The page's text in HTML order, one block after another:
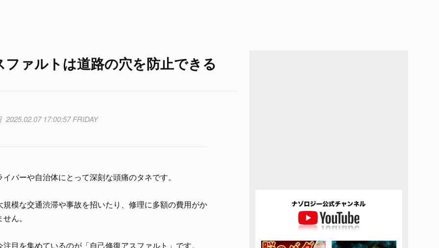
ァルトは道路の穴を防止できる
2025.02.07 17:00:57 FRIDAY
バーや自治体にとって深刻な頭痛のタネです。
模な交通渋滞や事故を招いたり、修理に多額の費用がか
ん。
目を集めているのが「自己修復アスファルト」です。